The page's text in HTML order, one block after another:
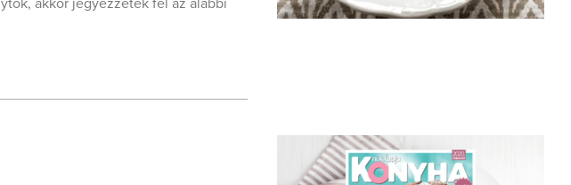
akkor jegyezzétek fel az alábbi